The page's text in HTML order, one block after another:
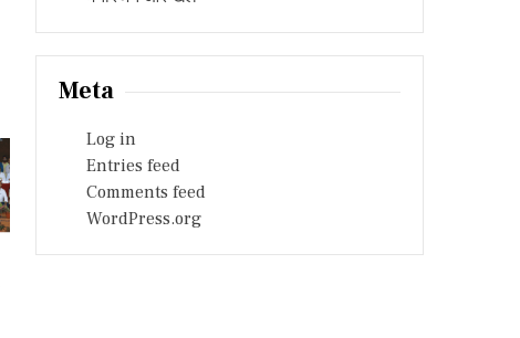
Meta
Log in
Entries feed
Comments feed
WordPress.org